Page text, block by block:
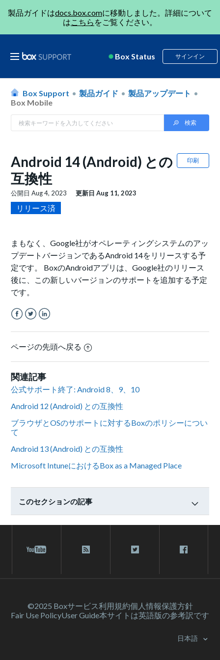
製品ガイドはdocs.box.comに移動しました。詳細について
はこちら をご覧ください。
Box Status サインイン
Box Support 製品ガイド
製品アップデート
Box Mobile
印刷
Android 14 (Android) との
互換性
公開日Aug 4, 2023 更新日Aug 11, 2023
リリース済
まもなく、Google社がオペレーティングシステムのアッ
プデートバージョンであるAndroid 14をリリースする予
定です。 BoxのAndroidアプリは、Google社のリリース
後に、この新しいバージョンのサポートを追加する予定
です。
ページの先頭へ戻る
関連記事
公式サポート終了: Android 8、9、10
Android 12 (Android) との互換性
ブラウザとOSのサポートに対するBoxのポリシーについ
て
Android 13 (Android) との互換性
Microsoft IntuneにおけるBox as a Managed Place
このセクションの記事
©2025 Boxサービス利⽤規約個人情報保護方針
Fair Use PolicyUser Guide本サイトは英語版の参考訳です
日本語